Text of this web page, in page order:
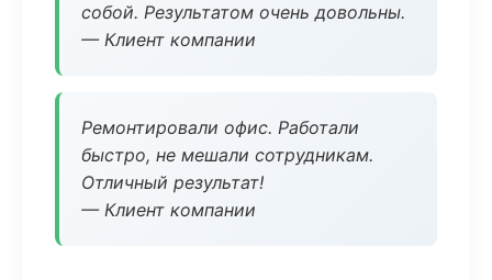
собой. Результатом очень довольны.
— Клиент компании
Ремонтировали офис. Работали
быстро, не мешали сотрудникам.
Отличный результат!
— Клиент компании